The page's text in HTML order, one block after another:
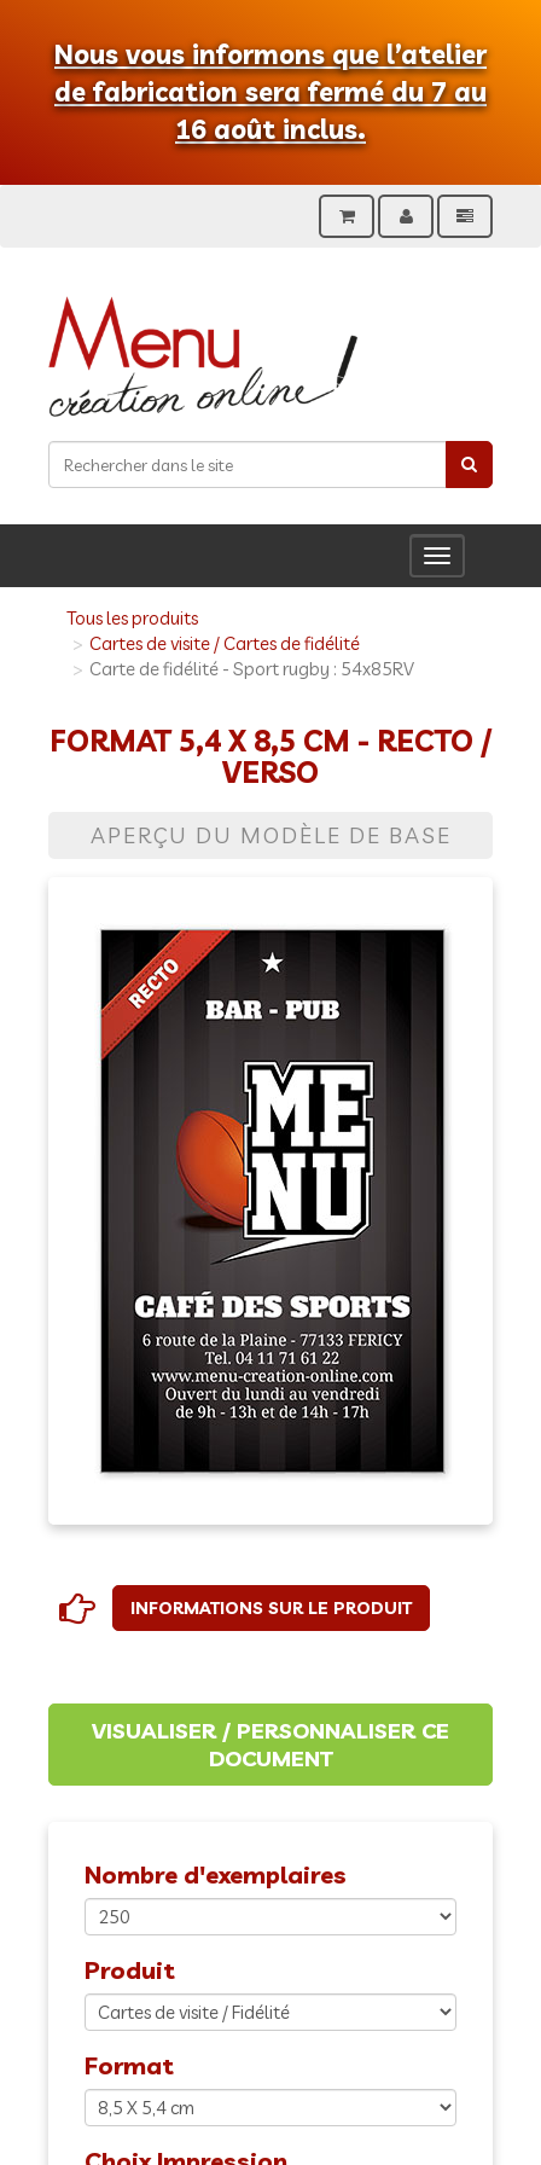
Nous vous informons que l’atelier
de fabrication sera fermé du 7 au
16 août inclus.
Toggle
navigation
Tous les produits
Cartes de visite / Cartes de fidélité
Carte de fidélité - Sport rugby : 54x85RV
FORMAT 5,4 X 8,5 CM - RECTO /
VERSO
APERÇU DU MODÈLE DE BASE
INFORMATIONS SUR LE PRODUIT
Nombre d'exemplaires
Produit
Format